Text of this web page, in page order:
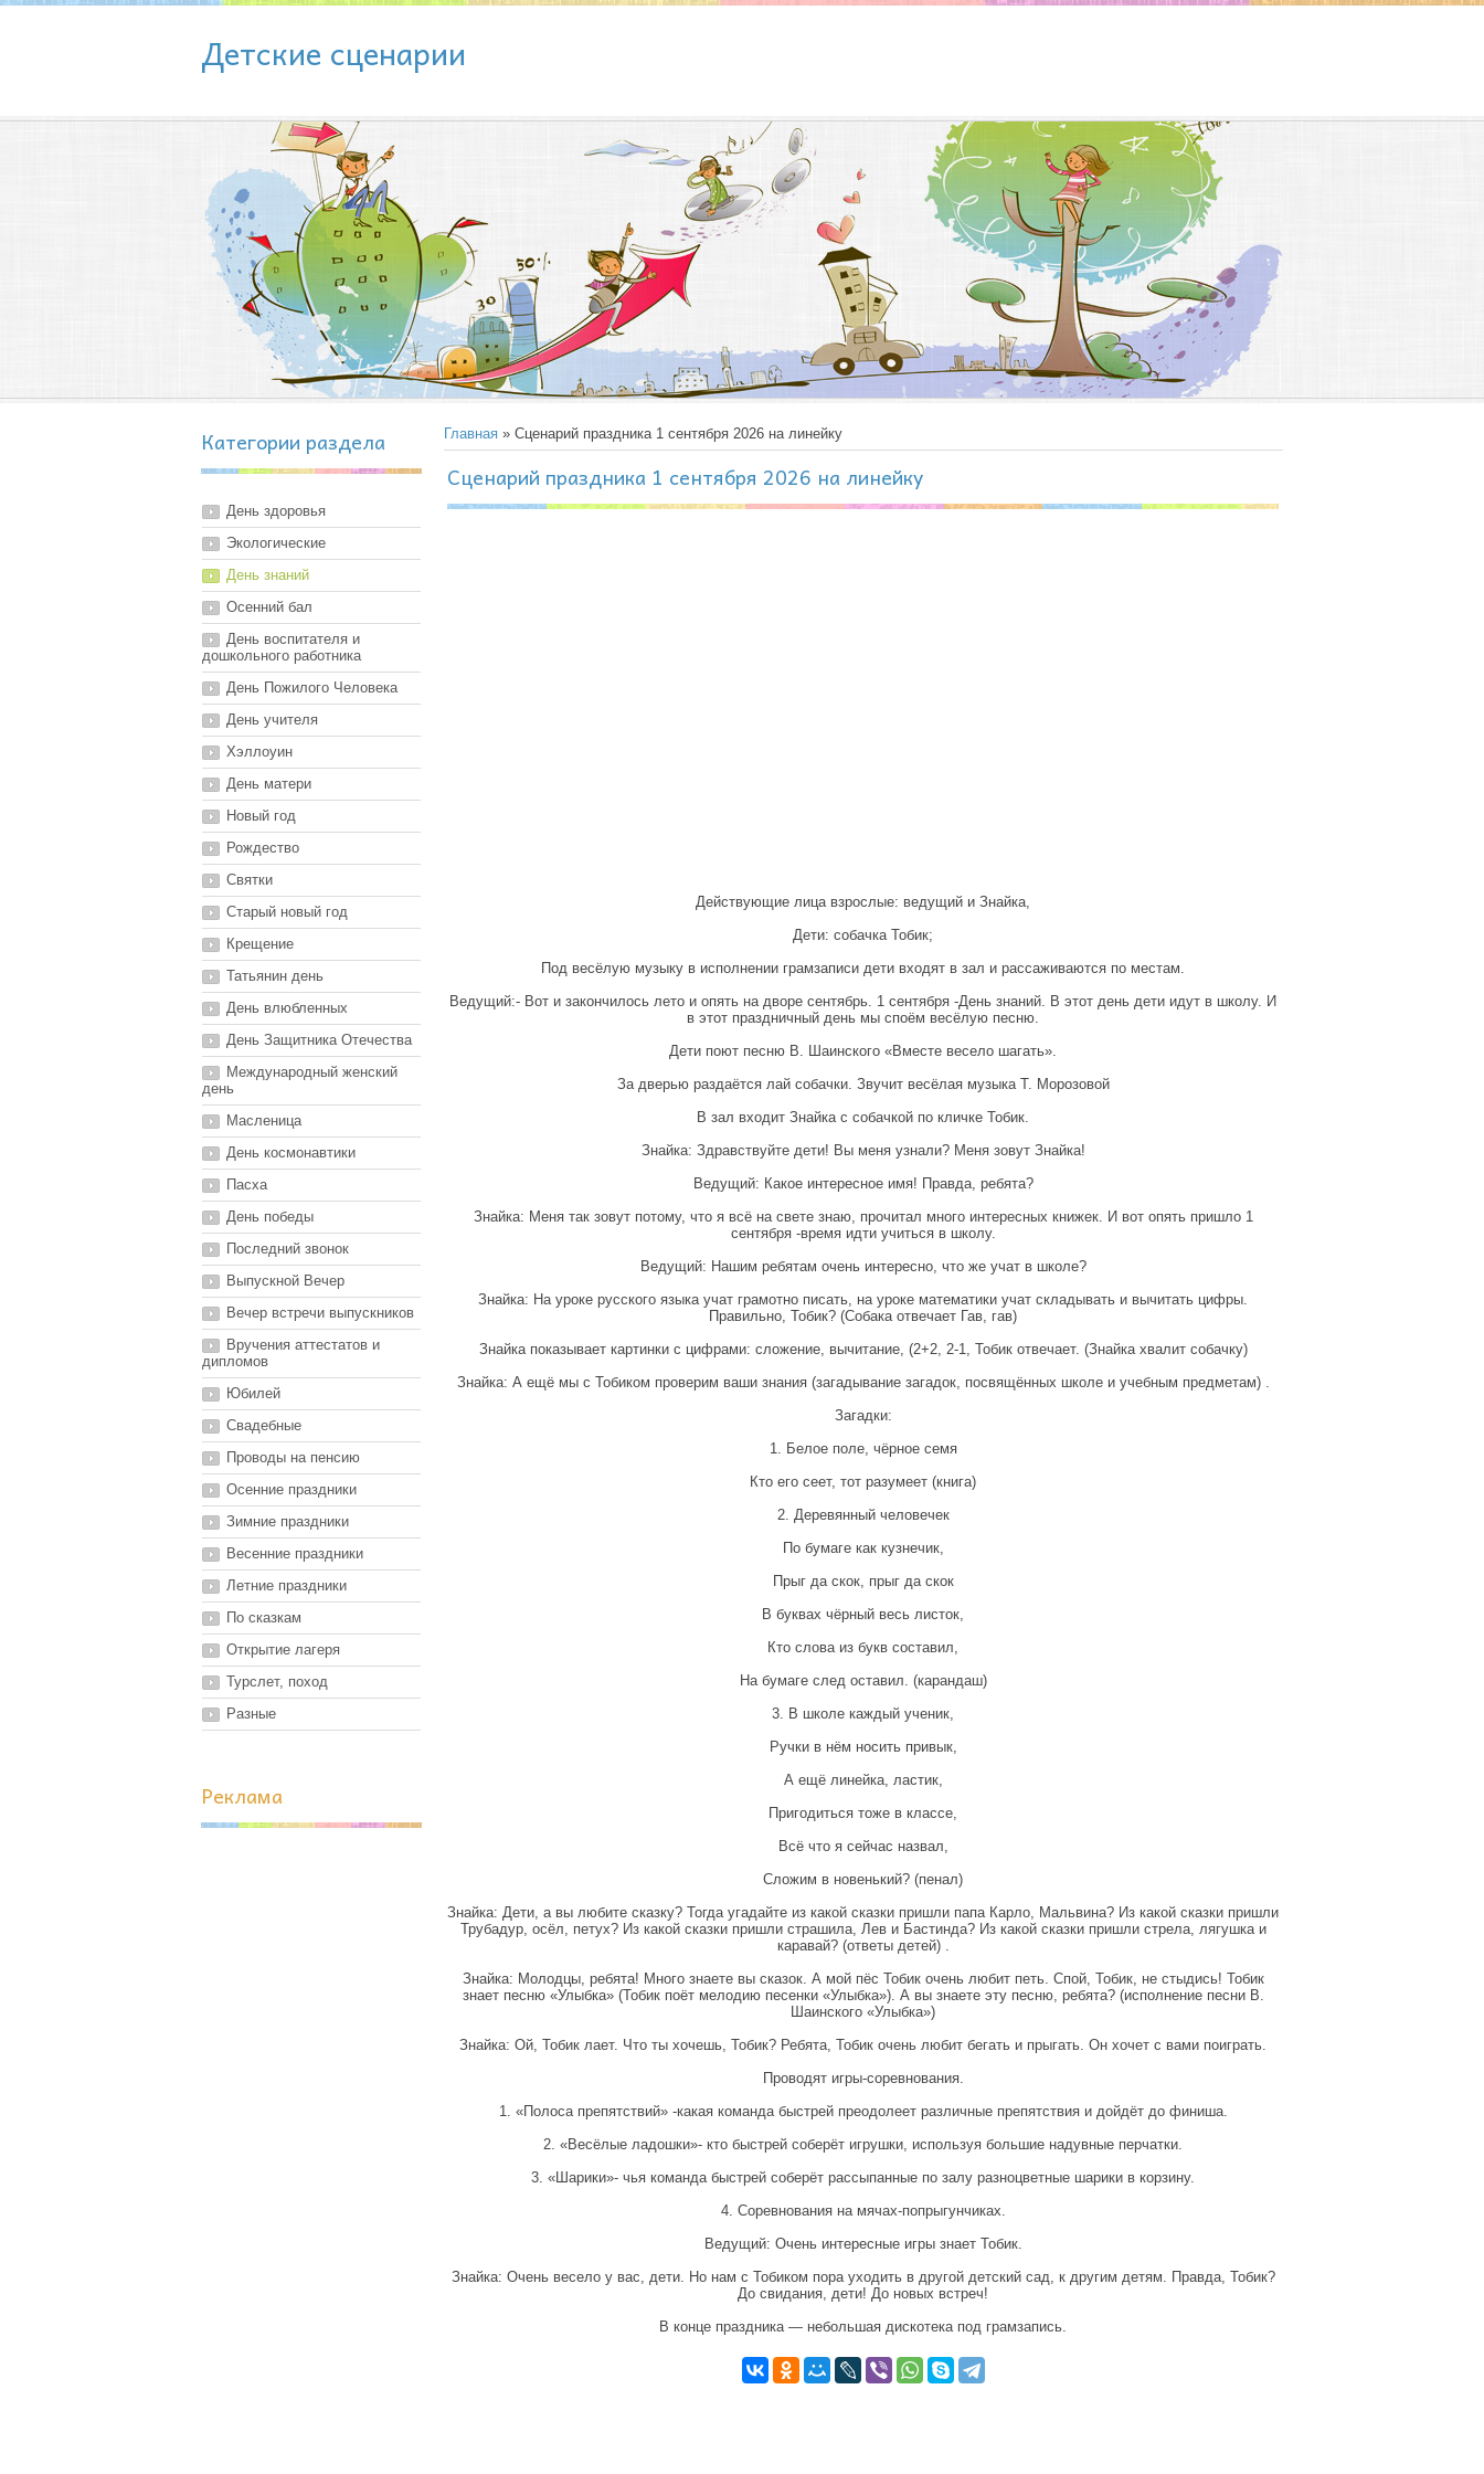
Детские сценарии
Категории раздела
День здоровья
Экологические
День знаний
Осенний бал
День воспитателя и
дошкольного работника
День Пожилого Человека
День учителя
Хэллоуин
День матери
Новый год
Рождество
Святки
Старый новый год
Крещение
Татьянин день
День влюбленных
День Защитника Отечества
Международный женский
день
Масленица
День космонавтики
Пасха
День победы
Последний звонок
Выпускной Вечер
Вечер встречи выпускников
Вручения аттестатов и
дипломов
Юбилей
Свадебные
Проводы на пенсию
Осенние праздники
Зимние праздники
Весенние праздники
Летние праздники
По сказкам
Открытие лагеря
Турслет, поход
Разные
Реклама
Главная » Сценарий праздника 1 сентября 2026 на линейку
Сценарий праздника 1 сентября 2026 на линейку
Действующие лица взрослые: ведущий и Знайка,
Дети: собачка Тобик;
Под весёлую музыку в исполнении грамзаписи дети входят в зал и рассаживаются по местам.
Ведущий:- Вот и закончилось лето и опять на дворе сентябрь. 1 сентября -День знаний. В этот день дети идут в школу. И
в этот праздничный день мы споём весёлую песню.
Дети поют песню В. Шаинского «Вместе весело шагать».
За дверью раздаётся лай собачки. Звучит весёлая музыка Т. Морозовой
В зал входит Знайка с собачкой по кличке Тобик.
Знайка: Здравствуйте дети! Вы меня узнали? Меня зовут Знайка!
Ведущий: Какое интересное имя! Правда, ребята?
Знайка: Меня так зовут потому, что я всё на свете знаю, прочитал много интересных книжек. И вот опять пришло 1
сентября -время идти учиться в школу.
Ведущий: Нашим ребятам очень интересно, что же учат в школе?
Знайка: На уроке русского языка учат грамотно писать, на уроке математики учат складывать и вычитать цифры.
Правильно, Тобик? (Собака отвечает Гав, гав)
Знайка показывает картинки с цифрами: сложение, вычитание, (2+2, 2-1, Тобик отвечает. (Знайка хвалит собачку)
Знайка: А ещё мы с Тобиком проверим ваши знания (загадывание загадок, посвящённых школе и учебным предметам) .
Загадки:
1. Белое поле, чёрное семя
Кто его сеет, тот разумеет (книга)
2. Деревянный человечек
По бумаге как кузнечик,
Прыг да скок, прыг да скок
В буквах чёрный весь листок,
Кто слова из букв составил,
На бумаге след оставил. (карандаш)
3. В школе каждый ученик,
Ручки в нём носить привык,
А ещё линейка, ластик,
Пригодиться тоже в классе,
Всё что я сейчас назвал,
Сложим в новенький? (пенал)
Знайка: Дети, а вы любите сказку? Тогда угадайте из какой сказки пришли папа Карло, Мальвина? Из какой сказки пришли
Трубадур, осёл, петух? Из какой сказки пришли страшила, Лев и Бастинда? Из какой сказки пришли стрела, лягушка и
каравай? (ответы детей) .
Знайка: Молодцы, ребята! Много знаете вы сказок. А мой пёс Тобик очень любит петь. Спой, Тобик, не стыдись! Тобик
знает песню «Улыбка» (Тобик поёт мелодию песенки «Улыбка»). А вы знаете эту песню, ребята? (исполнение песни В.
Шаинского «Улыбка»)
Знайка: Ой, Тобик лает. Что ты хочешь, Тобик? Ребята, Тобик очень любит бегать и прыгать. Он хочет с вами поиграть.
Проводят игры-соревнования.
1. «Полоса препятствий» -какая команда быстрей преодолеет различные препятствия и дойдёт до финиша.
2. «Весёлые ладошки»- кто быстрей соберёт игрушки, используя большие надувные перчатки.
3. «Шарики»- чья команда быстрей соберёт рассыпанные по залу разноцветные шарики в корзину.
4. Соревнования на мячах-попрыгунчиках.
Ведущий: Очень интересные игры знает Тобик.
Знайка: Очень весело у вас, дети. Но нам с Тобиком пора уходить в другой детский сад, к другим детям. Правда, Тобик?
До свидания, дети! До новых встреч!
В конце праздника — небольшая дискотека под грамзапись.